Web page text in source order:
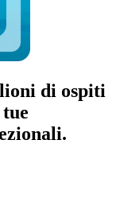
di ospiti